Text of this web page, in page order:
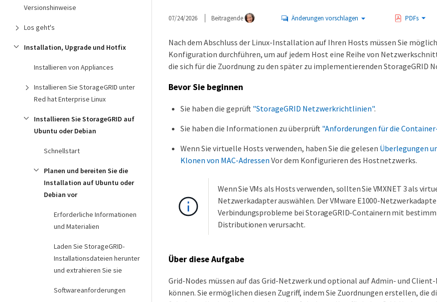
Versionshinweise
Los geht's
Installation, Upgrade und Hotfix
Installieren von Appliances
Installieren Sie StorageGRID unter
Red hat Enterprise Linux
Installieren Sie StorageGRID auf
Ubuntu oder Debian
Schnellstart
Planen und bereiten Sie die
Installation auf Ubuntu oder
Debian vor
Erforderliche Informationen
und Materialien
Laden Sie StorageGRID-
Installationsdateien herunter
und extrahieren Sie sie
Softwareanforderungen
07/24/2026 Beitragende Änderungen vorschlagen PDFs
Nach dem Abschluss der Linux-Installation auf Ihren Hosts müssen Sie
Konfiguration durchführen, um auf jedem Host eine Reihe von
die sich für die Zuordnung zu den später zu implementierenden StorageGRID
Bevor Sie beginnen
Sie haben die geprüft "StorageGRID Netzwerkrichtlinien".
Sie haben die Informationen zu überprüft "Anforderungen für die
Wenn Sie virtuelle Hosts verwenden, haben Sie die gelesen Überlegungen
Klonen von MAC-Adressen Vor dem Konfigurieren des Hostnetzwerks.
Wenn Sie VMs als Hosts verwenden, sollten Sie VMXNET 3 als
Netzwerkadapter auswählen. Der VMware E1000-
Verbindungsprobleme bei StorageGRID-Containern mit
Distributionen verursacht.
Über diese Aufgabe
Grid-Nodes müssen auf das Grid-Netzwerk und optional auf Admin- und
können. Sie ermöglichen diesen Zugriff, indem Sie Zuordnungen erstellen, die